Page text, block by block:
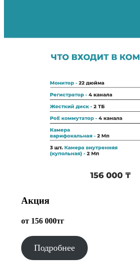
Акция
от 156 000тг
Подробнее